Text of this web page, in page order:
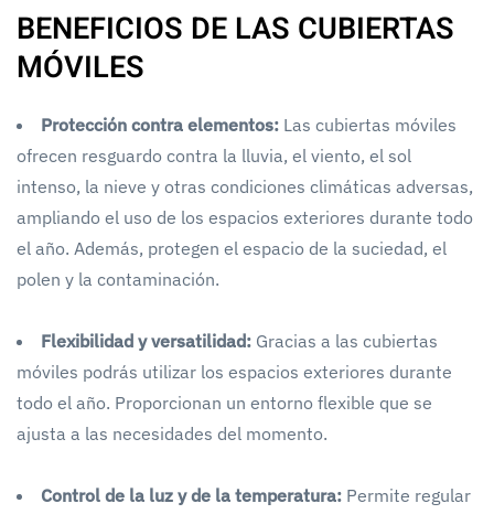
BENEFICIOS DE LAS CUBIERTAS
MÓVILES
Protección contra elementos: Las cubiertas móviles
ofrecen resguardo contra la lluvia, el viento, el sol
intenso, la nieve y otras condiciones climáticas adversas,
ampliando el uso de los espacios exteriores durante todo
el año. Además, protegen el espacio de la suciedad, el
polen y la contaminación.
Flexibilidad y versatilidad: Gracias a las cubiertas
móviles podrás utilizar los espacios exteriores durante
todo el año. Proporcionan un entorno flexible que se
ajusta a las necesidades del momento.
Control de la luz y de la temperatura: Permite regular